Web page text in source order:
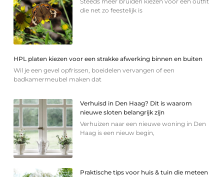
die net zo feestelijk is
HPL platen kiezen voor een strakke afwerking binnen en buiten
Wil je een gevel opfrissen, boeidelen vervangen of een
badkamermeubel maken dat
Verhuisd in Den Haag? Dit is waarom
nieuwe sloten belangrijk zijn
Verhuizen naar een nieuwe woning in Den
Haag is een nieuw begin,
Praktische tips voor huis & tuin die meteen